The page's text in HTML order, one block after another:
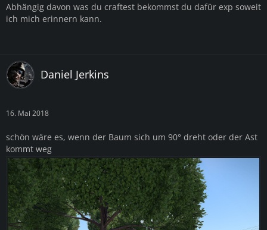
Abhängig davon was du craftest bekommst du dafür exp soweit
ich mich erinnern kann.
Daniel Jerkins
16. Mai 2018
schön wäre es, wenn der Baum sich um 90° dreht oder der Ast
kommt weg